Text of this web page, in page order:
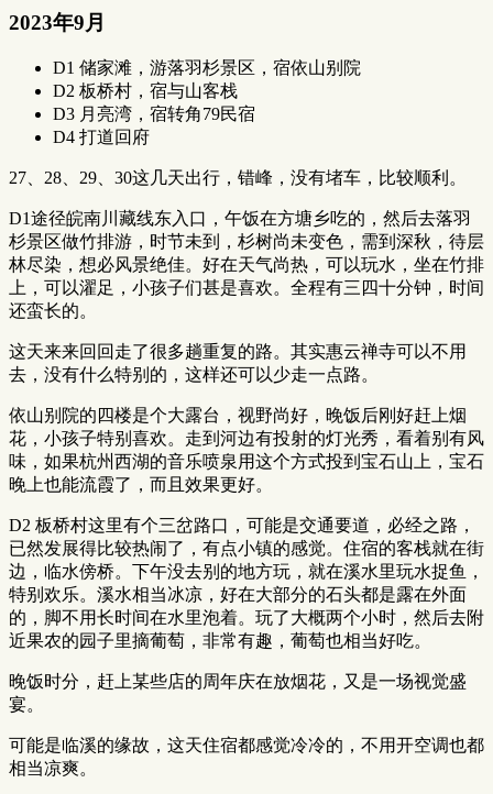
2023年9月
D1 储家滩，游落羽杉景区，宿依山别院
D2 板桥村，宿与山客栈
D3 月亮湾，宿转角79民宿
D4 打道回府
27、28、29、30这几天出行，错峰，没有堵车，比较顺利。
D1途径皖南川藏线东入口，午饭在方塘乡吃的，然后去落羽
杉景区做竹排游，时节未到，杉树尚未变色，需到深秋，待层
林尽染，想必风景绝佳。好在天气尚热，可以玩水，坐在竹排
上，可以濯足，小孩子们甚是喜欢。全程有三四十分钟，时间
还蛮长的。
这天来来回回走了很多趟重复的路。其实惠云禅寺可以不用
去，没有什么特别的，这样还可以少走一点路。
依山别院的四楼是个大露台，视野尚好，晚饭后刚好赶上烟
花，小孩子特别喜欢。走到河边有投射的灯光秀，看着别有风
味，如果杭州西湖的音乐喷泉用这个方式投到宝石山上，宝石
晚上也能流霞了，而且效果更好。
D2 板桥村这里有个三岔路口，可能是交通要道，必经之路，
已然发展得比较热闹了，有点小镇的感觉。住宿的客栈就在街
边，临水傍桥。下午没去别的地方玩，就在溪水里玩水捉鱼，
特别欢乐。溪水相当冰凉，好在大部分的石头都是露在外面
的，脚不用长时间在水里泡着。玩了大概两个小时，然后去附
近果农的园子里摘葡萄，非常有趣，葡萄也相当好吃。
晚饭时分，赶上某些店的周年庆在放烟花，又是一场视觉盛
宴。
可能是临溪的缘故，这天住宿都感觉冷冷的，不用开空调也都
相当凉爽。